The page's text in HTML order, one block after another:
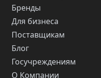
Бренды
Для бизнеса
Поставщикам
Блог
Госучреждениям
О Компании